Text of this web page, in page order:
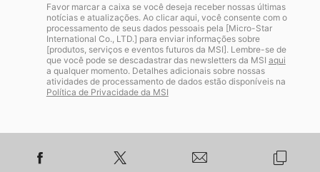
Favor marcar a caixa se você deseja receber nossas últimas
notícias e atualizações. Ao clicar aqui, você consente com o
processamento de seus dados pessoais pela [Micro-Star
International Co., LTD.] para enviar informações sobre
[produtos, serviços e eventos futuros da MSI]. Lembre-se de
que você pode se descadastrar das newsletters da MSI aqui
a qualquer momento. Detalhes adicionais sobre nossas
atividades de processamento de dados estão disponíveis na
Política de Privacidade da MSI